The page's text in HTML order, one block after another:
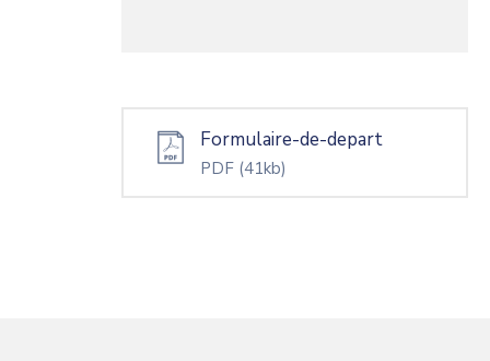
Formulaire-de-depart
PDF (41kb)